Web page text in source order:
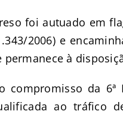
foi autuado em
2006) e
permanece à
compromisso da 6ª
ao tráfico